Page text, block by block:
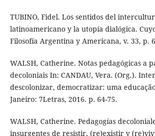
TUBINO, Fidel. Los sentidos del
latinoamericano y la utopía dialógica.
Filosofía Argentina y Americana, v. 33, p.
WALSH, Catherine. Notas pedagógicas a
decoloniais In: CANDAU, Vera. (Org.).
descolonizar, democratizar: uma
Janeiro: 7Letras, 2016. p. 64-75.
WALSH, Catherine. Pedagogías
insurgentes de resistir, (re)existir y